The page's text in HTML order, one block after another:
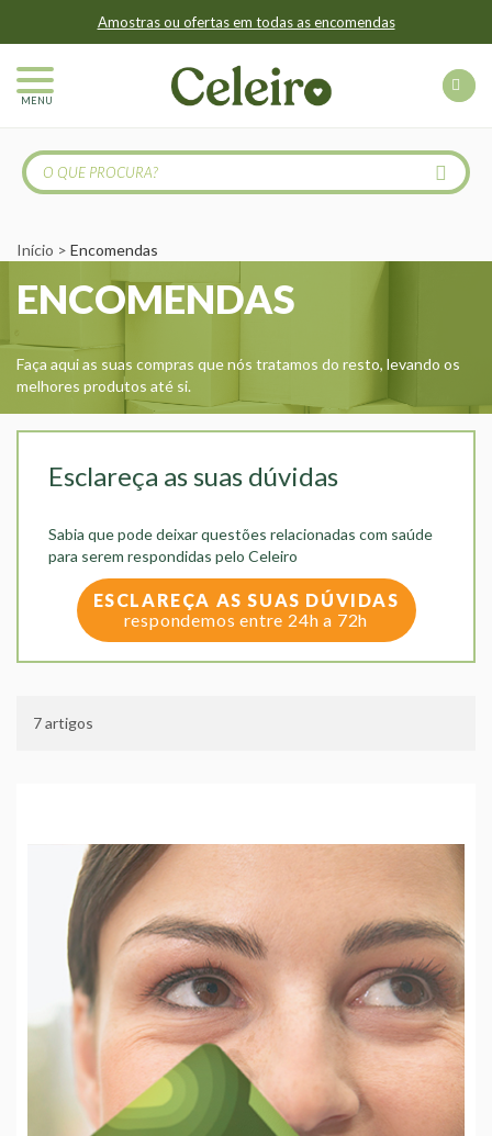
Amostras ou ofertas em todas as encomendas
MENU
Início Encomendas
ENCOMENDAS
Faça aqui as suas compras que nós tratamos do resto, levando os
melhores produtos até si.
Esclareça as suas dúvidas
Sabia que pode deixar questões relacionadas com saúde
para serem respondidas pelo Celeiro
ESCLAREÇA AS SUAS DÚVIDAS
respondemos entre 24h a 72h
7 artigos